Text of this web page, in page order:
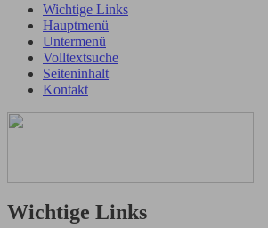
Wichtige Links
Hauptmenü
Untermenü
Volltextsuche
Seiteninhalt
Kontakt
Wichtige Links